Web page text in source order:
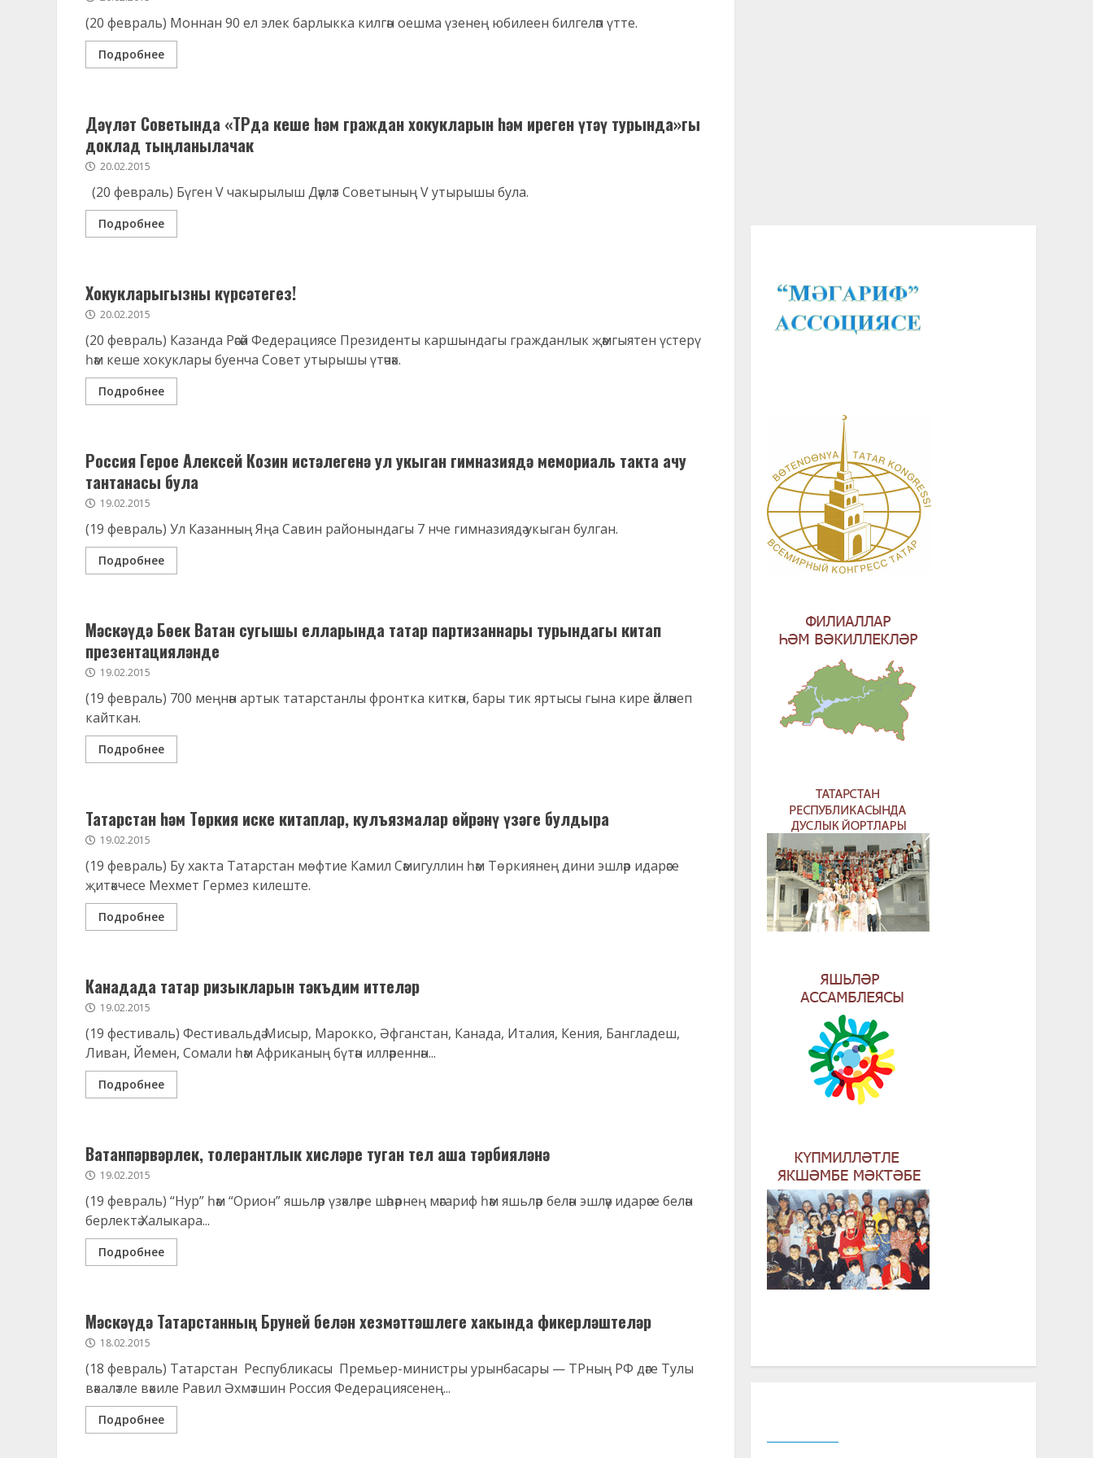
(20 февраль) Моннан 90 ел элек барлыкка килгән оешма үзенең юбилеен билгеләп үтте.
Подробнее
Дәүләт Советында «ТРда кеше һәм граждан хокукларын һәм иреген үтәү турында»гы
доклад тыңланылачак
20.02.2015
(20 февраль) Бүген V чакырылыш Дәүләт Советының V утырышы була.
Подробнее
Хокукларыгызны күрсәтегез!
20.02.2015
(20 февраль) Казанда Рәсәй Федерациясе Президенты каршындагы гражданлык җәмгыятен үстерү
һәм кеше хокуклары буенча Совет утырышы үтәчәк.
Подробнее
Россия Герое Алексей Козин истәлегенә ул укыган гимназиядә мемориаль такта ачу
тантанасы була
19.02.2015
(19 февраль) Ул Казанның Яңа Савин районындагы 7 нче гимназиядә укыган булган.
Подробнее
Мәскәүдә Бөек Ватан сугышы елларында татар партизаннары турындагы китап
презентацияләнде
19.02.2015
(19 февраль) 700 меңнән артык татарстанлы фронтка киткән, бары тик яртысы гына кире әйләнеп
кайткан.
Подробнее
Татарстан һәм Төркия иске китаплар, кулъязмалар өйрәнү үзәге булдыра
19.02.2015
(19 февраль) Бу хакта Татарстан мөфтие Камил Сәмигуллин һәм Төркиянең дини эшләр идарәсе
җитәкчесе Мехмет Гермез килеште.
Подробнее
Канадада татар ризыкларын тәкъдим иттеләр
19.02.2015
(19 фестиваль) Фестивальдә Мисыр, Марокко, Әфганстан, Канада, Италия, Кения, Бангладеш,
Ливан, Йемен, Сомали һәм Африканың бүтән илләреннән...
Подробнее
Ватанпәрвәрлек, толерантлык хисләре туган тел аша тәрбияләнә
19.02.2015
(19 февраль) “Нур” һәм “Орион” яшьләр үзәкләре шәһәрнең мәгариф һәм яшьләр белән эшләү идарәсе белән
берлектә Халыкара...
Подробнее
Мәскәүдә Татарстанның Бруней белән хезмәттәшлеге хакында фикерләштеләр
18.02.2015
(18 февраль) Татарстан Республикасы Премьер-министры урынбасары — ТРның РФ дәге Тулы
вәкаләтле вәкиле Равил Әхмәтшин Россия Федерациясенең...
Подробнее